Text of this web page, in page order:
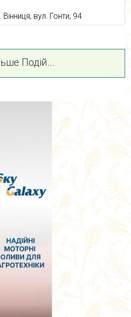
Вінниця, вул. Гонти, 94
Подій...